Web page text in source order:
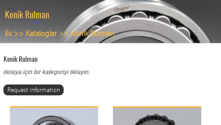
Konik Rulman
Ev >> Kataloglar>>Konik Rulman
Konik Rulman
detaya için bir kategoriyi tıklayın.
Request Information